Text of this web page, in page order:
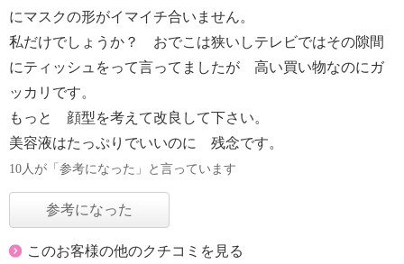
にマスクの形がイマイチ合いません。
私だけでしょうか？ おでこは狭いしテレビではその隙間
にティッシュをって言ってましたが 高い買い物なのにガ
ッカリです。
もっと 顔型を考えて改良して下さい。
美容液はたっぷりでいいのに 残念です。
10人が「参考になった」と言っています
参考になった
このお客様の他のクチコミを見る